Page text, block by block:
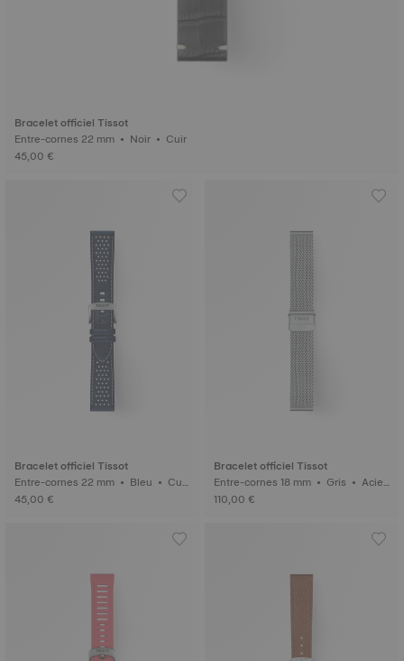
Bracelet officiel Tissot
Entre-cornes 22 mm • Noir • Cuir
45,00 €
Bracelet officiel Tissot
Entre-cornes 22 mm • Bleu • Cui
r
45,00 €
Bracelet officiel Tissot
Entre-cornes 18 mm • Gris • Acier
inoxydable 316L
110,00 €